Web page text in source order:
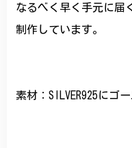
なるべく早く手元に届
制作しています。
素材：SILVER925にゴ